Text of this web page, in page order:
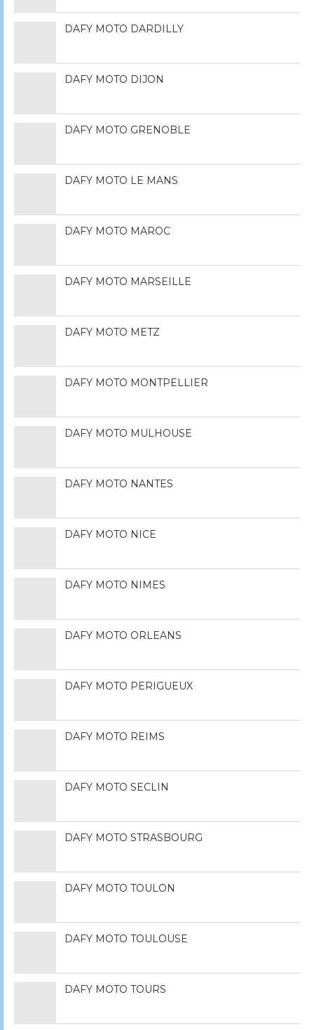
DAFY MOTO DARDILLY
DAFY MOTO DIJON
DAFY MOTO GRENOBLE
DAFY MOTO LE MANS
DAFY MOTO MAROC
DAFY MOTO MARSEILLE
DAFY MOTO METZ
DAFY MOTO MONTPELLIER
DAFY MOTO MULHOUSE
DAFY MOTO NANTES
DAFY MOTO NICE
DAFY MOTO NIMES
DAFY MOTO ORLEANS
DAFY MOTO PERIGUEUX
DAFY MOTO REIMS
DAFY MOTO SECLIN
DAFY MOTO STRASBOURG
DAFY MOTO TOULON
DAFY MOTO TOULOUSE
DAFY MOTO TOURS